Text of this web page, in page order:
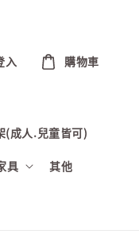
(成人.兒童皆可)
具 其他
入 購物車